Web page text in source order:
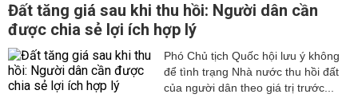
Đất tăng giá sau khi thu hồi: Người dân cần
được chia sẻ lợi ích hợp lý
Phó Chủ tịch Quốc hội lưu ý không
để tình trạng Nhà nước thu hồi đất
của người dân theo giá trị trước...